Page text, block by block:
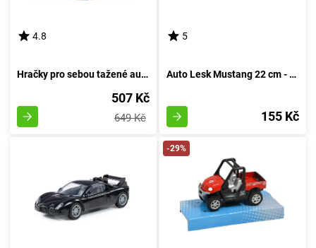
4.8
Hračky pro sebou tažené autíčka
507 Kč
649 Kč
5
Auto Lesk Mustang 22 cm - rudá
155 Kč
-29%